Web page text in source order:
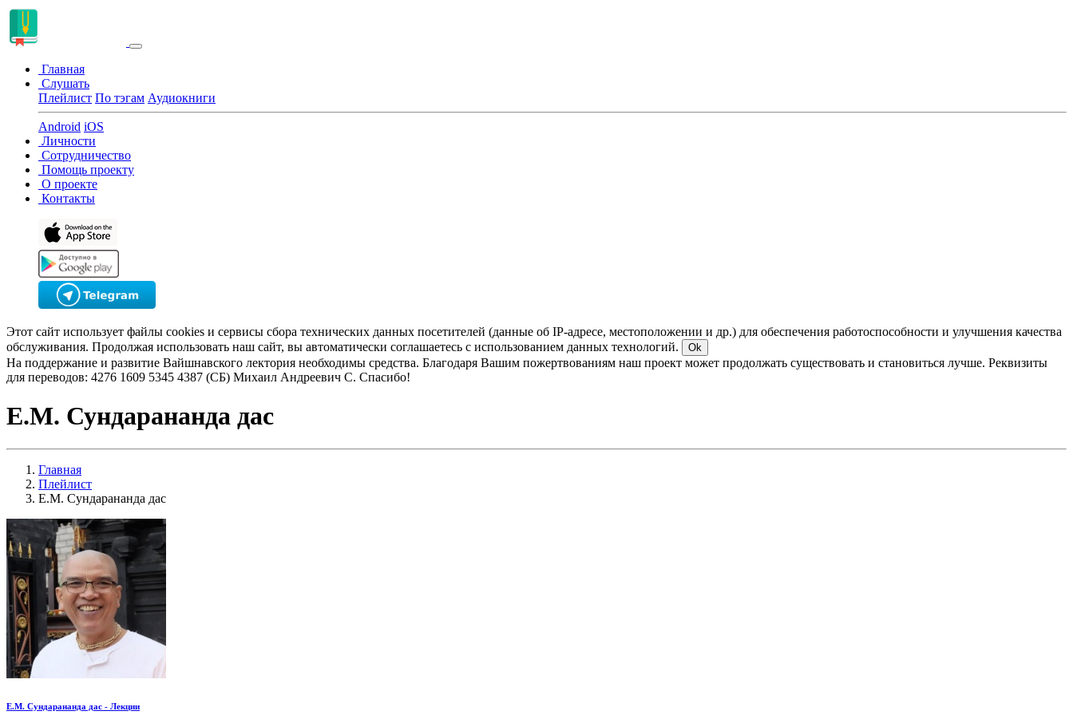
Главная
Слушать
Плейлист По тэгам Аудиокниги
Android iOS
Личности
Сотрудничество
Помощь проекту
О проекте
Контакты
Этот сайт использует файлы cookies и сервисы сбора технических данных посетителей (данные об IP-адресе, местоположении и др.) для обеспечения работоспособности и улучшения качества
обслуживания. Продолжая использовать наш сайт, вы автоматически соглашаетесь с использованием данных технологий.
Ok
На поддержание и развитие Вайшнавского лектория необходимы средства. Благодаря Вашим пожертвованиям наш проект может продолжать существовать и становиться лучше. Реквизиты
для переводов: 4276 1609 5345 4387 (СБ) Михаил Андреевич С. Спасибо!
Е.М. Сундарананда дас
Главная
Плейлист
Е.М. Сундарананда дас
Е.М. Сундарананда дас - Лекции